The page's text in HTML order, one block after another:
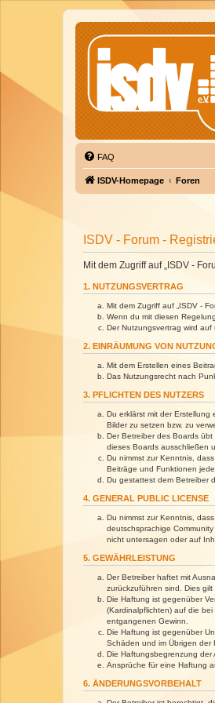
FAQ
ISDV-Homepage Foren
ISDV - Forum -
Mit dem Zugriff auf „ISDV -
1. NUTZUNGSVERTRAG
Mit dem Zugriff auf „ISDV -
Wenn du mit diesen
Der Nutzungsvertrag wird
2. EINRÄUMUNG VON
Mit dem Erstellen eines
Das Nutzungsrecht nach
3. PFLICHTEN DES NUTZERS
Du erklärst mit der
Bilder zu setzen bzw. zu
Der Betreiber des Boards
dieses Boards ausschließen
Du nimmst zur Kenntnis,
Beiträge und Funktionen
Du gestattest dem Betreiber
4. GENERAL PUBLIC LICENSE
Du nimmst zur Kenntnis,
deutschsprachige
nicht untersagen oder auf
5. GEWÄHRLEISTUNG
Der Betreiber haftet mit
zurückzuführen sind. Dies
Die Haftung ist gegenüber
(Kardinalpflichten) auf die
entgangenen Gewinn.
Die Haftung ist gegenüber
Schäden und im Übrigen der
Die Haftungsbegrenzung der
Ansprüche für eine Haftung
6. ÄNDERUNGSVORBEHALT